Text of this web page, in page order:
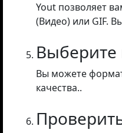
Yout позволяет
(Видео) или GIF.
Выберите
Вы можете
качества..